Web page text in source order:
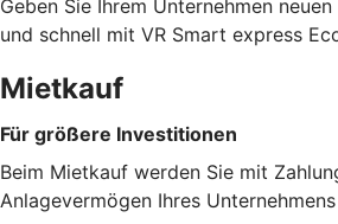
Geben Sie Ihrem Unternehmen
und schnell mit VR Smart express
Mietkauf
Für größere Investitionen
Beim Mietkauf werden Sie mit
Anlagevermögen Ihres